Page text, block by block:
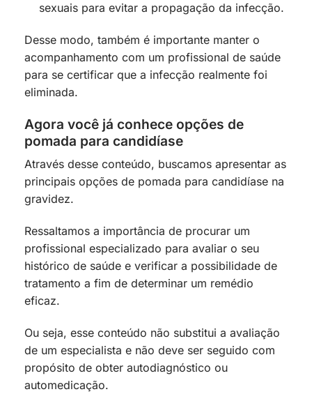
sexuais para evitar a propagação da infecção.
Desse modo, também é importante manter o
acompanhamento com um profissional de saúde
para se certificar que a infecção realmente foi
eliminada.
Agora você já conhece opções de
pomada para candidíase
Através desse conteúdo, buscamos apresentar as
principais opções de pomada para candidíase na
gravidez.
Ressaltamos a importância de procurar um
profissional especializado para avaliar o seu
histórico de saúde e verificar a possibilidade de
tratamento a fim de determinar um remédio
eficaz.
Ou seja, esse conteúdo não substitui a avaliação
de um especialista e não deve ser seguido com
propósito de obter autodiagnóstico ou
automedicação.